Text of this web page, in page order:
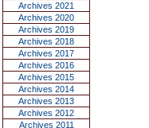
Archives 2021
Archives 2020
Archives 2019
Archives 2018
Archives 2017
Archives 2016
Archives 2015
Archives 2014
Archives 2013
Archives 2012
Archives 2011